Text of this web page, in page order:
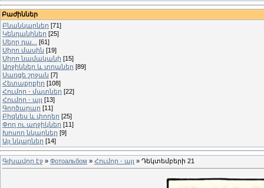
Բաժիններ
Բնանկարներ [71]
Կենդանիներ [25]
Սերը դա...
[61]
Սիրո մասին [19]
Սիրո նամականի [15]
Աղջիկներ և տղաներ [89]
Սառցե շրջան [7]
Հետաքրքիր [108]
Հումոր - մատներ [22]
Հումոր - այլ [13]
Գործարար [11]
Բիզնես և փողեր [25]
Փող ու աղջիկներ [11]
Խոսող նկարներ [9]
Այլ նկարներ [14]
Գլխավոր էջ » Фотоальбом » Հումոր - այլ » Դեկտեմբերի 21